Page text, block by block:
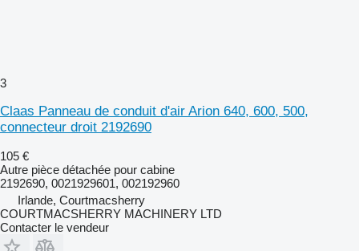
3
Claas Panneau de conduit d'air Arion 640, 600, 500,
connecteur droit 2192690
105 €
Autre pièce détachée pour cabine
2192690, 0021929601, 002192960
Irlande, Courtmacsherry
COURTMACSHERRY MACHINERY LTD
Contacter le vendeur